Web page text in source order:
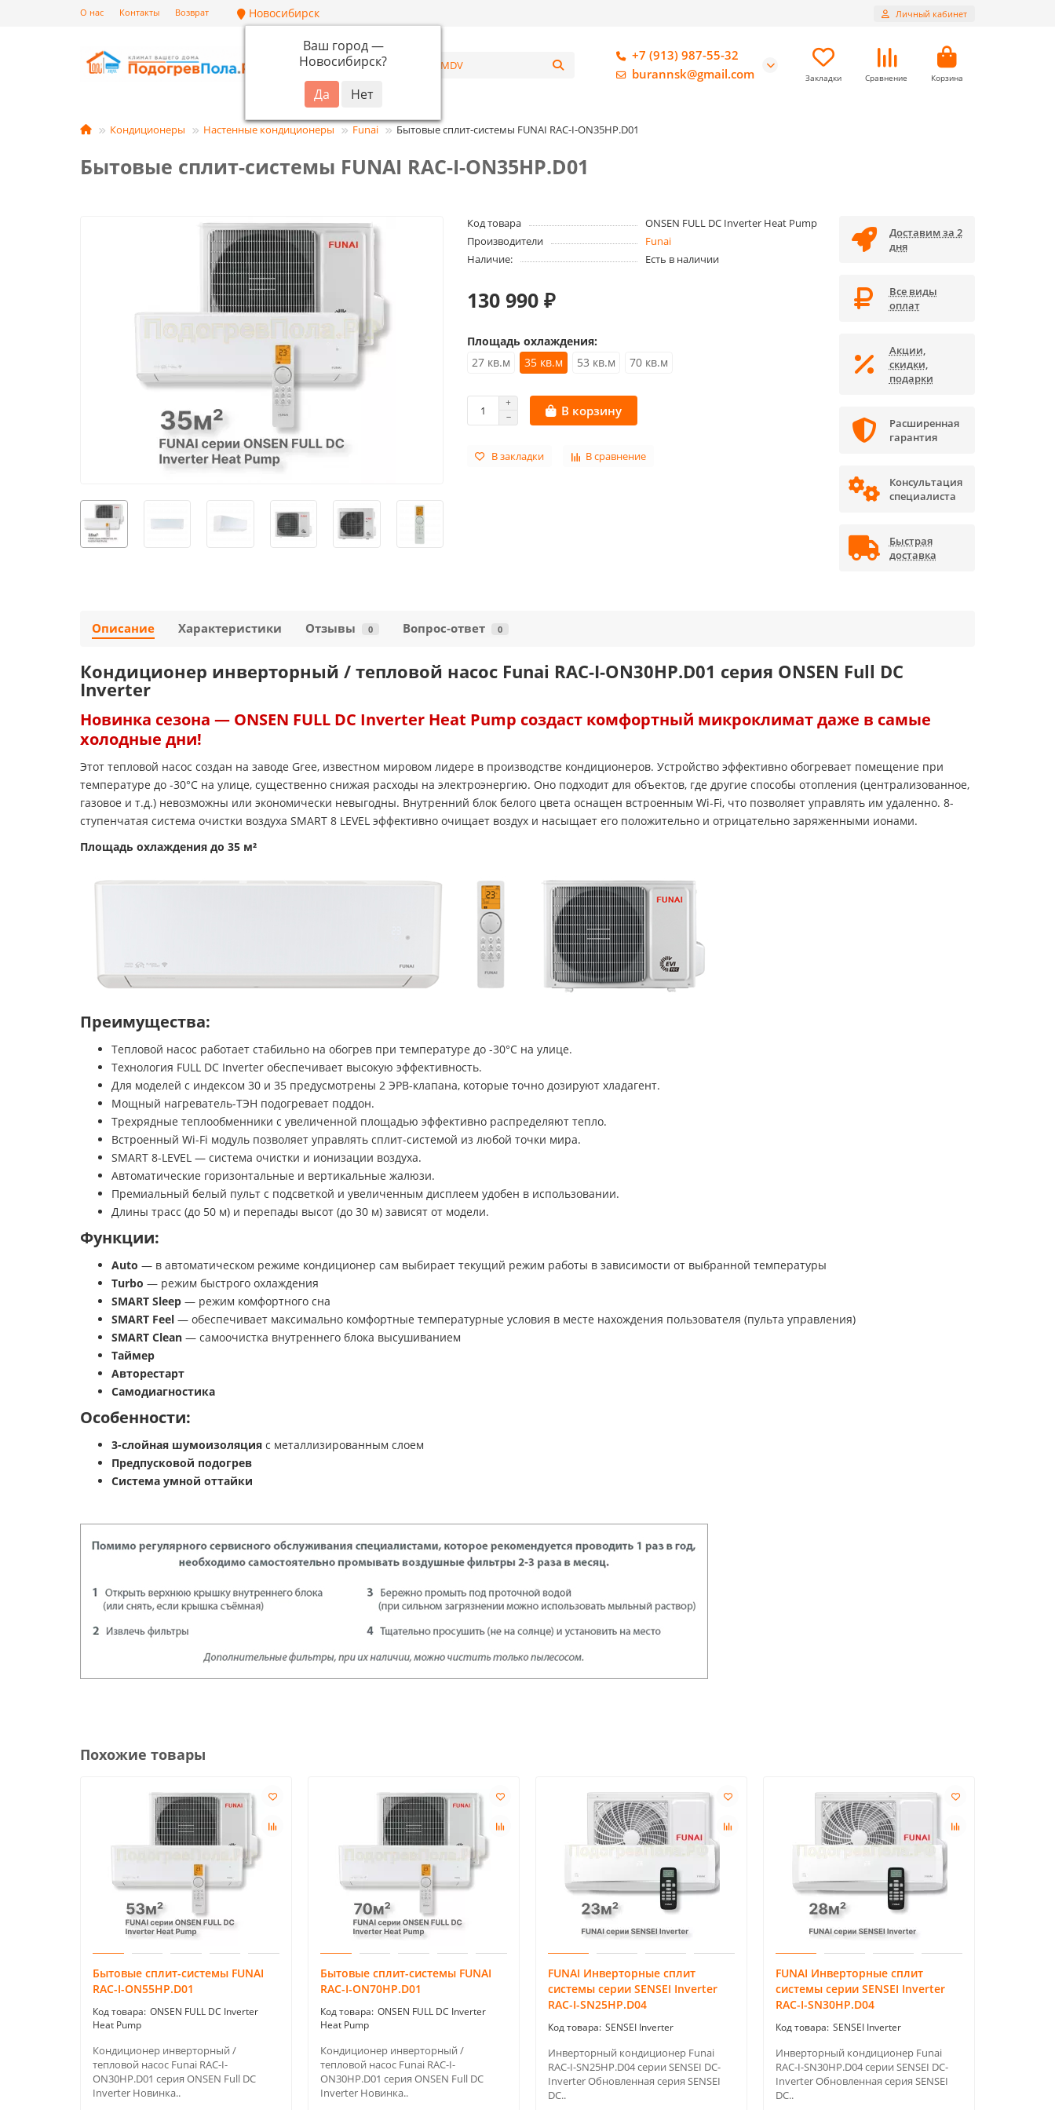
О нас Контакты Возврат Новосибирск
Ваш город —
Новосибирск?
Личный кабинет
Каталог
+7 (913) 987-55-32
burannsk@gmail.com
Закладки Сравнение Корзина
Кондиционеры Настенные кондиционеры Funai Бытовые сплит-системы FUNAI RAC-I-ON35HP.D01
Бытовые сплит-системы FUNAI RAC-I-ON35HP.D01
Код товара
ONSEN FULL DC Inverter Heat Pump
Производители
Funai
Наличие:
Есть в наличии
130 990 ₽
Площадь охлаждения:
27 кв.м
35 кв.м 53 кв.м 70 кв.м
В корзину
В закладки В сравнение
Доставим за 2
дня
Все виды
оплат
Акции,
скидки,
подарки
Расширенная
гарантия
Консультация
специалиста
Быстрая
доставка
Описание Характеристики Отзывы 0 Вопрос-ответ 0
Кондиционер инверторный / тепловой насос Funai RAC-I-ON30HP.D01 серия ONSEN Full DC
Inverter
Новинка сезона — ONSEN FULL DC Inverter Heat Pump создаст комфортный микроклимат даже в самые
холодные дни!
Этот тепловой насос создан на заводе Gree, известном мировом лидере в производстве кондиционеров. Устройство эффективно обогревает помещение при
температуре до -30°С на улице, существенно снижая расходы на электроэнергию. Оно подходит для объектов, где другие способы отопления (централизованное,
газовое и т.д.) невозможны или экономически невыгодны. Внутренний блок белого цвета оснащен встроенным Wi-Fi, что позволяет управлять им удаленно. 8-
ступенчатая система очистки воздуха SMART 8 LEVEL эффективно очищает воздух и насыщает его положительно и отрицательно заряженными ионами.
Площадь охлаждения до 35 м²
Преимущества:
Тепловой насос работает стабильно на обогрев при температуре до -30°С на улице.
Технология FULL DC Inverter обеспечивает высокую эффективность.
Для моделей с индексом 30 и 35 предусмотрены 2 ЭРВ-клапана, которые точно дозируют хладагент.
Мощный нагреватель-ТЭН подогревает поддон.
Трехрядные теплообменники с увеличенной площадью эффективно распределяют тепло.
Встроенный Wi-Fi модуль позволяет управлять сплит-системой из любой точки мира.
SMART 8-LEVEL — система очистки и ионизации воздуха.
Автоматические горизонтальные и вертикальные жалюзи.
Премиальный белый пульт с подсветкой и увеличенным дисплеем удобен в использовании.
Длины трасс (до 50 м) и перепады высот (до 30 м) зависят от модели.
Функции:
Auto — в автоматическом режиме кондиционер сам выбирает текущий режим работы в зависимости от выбранной температуры
Turbo — режим быстрого охлаждения
SMART Sleep — режим комфортного сна
SMART Feel — обеспечивает максимально комфортные температурные условия в месте нахождения пользователя (пульта управления)
SMART Clean — самоочистка внутреннего блока высушиванием
Таймер
Авторестарт
Самодиагностика
Особенности:
3-слойная шумоизоляция с металлизированным слоем
Предпусковой подогрев
Система умной оттайки
Похожие товары
Бытовые сплит-системы FUNAI
RAC-I-ON55HP.D01
ONSEN FULL DC Inverter
Heat Pump
Кондиционер инверторный /
тепловой насос Funai RAC-I-
ON30HP.D01 серия ONSEN Full DC
Inverter Новинка..
Бытовые сплит-системы FUNAI
RAC-I-ON70HP.D01
ONSEN FULL DC Inverter
Heat Pump
Кондиционер инверторный /
тепловой насос Funai RAC-I-
ON30HP.D01 серия ONSEN Full DC
Inverter Новинка..
FUNAI Инверторные сплит
системы серии SENSEI Inverter
RAC-I-SN25HP.D04
SENSEI Inverter
Инверторный кондиционер Funai
RAC-I-SN25HP.D04 серии SENSEI DC-
Inverter Обновленная серия SENSEI
DC..
FUNAI Инверторные сплит
системы серии SENSEI Inverter
RAC-I-SN30HP.D04
SENSEI Inverter
Инверторный кондиционер Funai
RAC-I-SN30HP.D04 серии SENSEI DC-
Inverter Обновленная серия SENSEI
DC..